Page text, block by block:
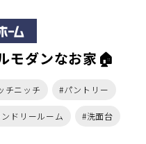
モダンなお家🏠
チニッチ #パントリー
ドリールーム #洗面台